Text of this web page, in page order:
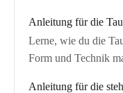
Anleitung für die
Lerne, wie du die
Form und Technik
Anleitung für die